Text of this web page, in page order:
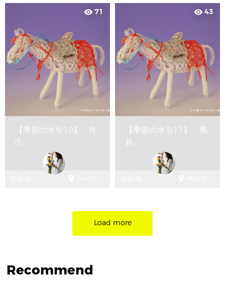
visibility 71
【季節の水引10】「午
①」
visibility 43
【季節の水引11】「馬
具」
Load more
Recommend